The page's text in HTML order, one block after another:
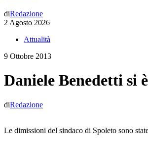
diRedazione
2 Agosto 2026
Attualità
9 Ottobre 2013
Daniele Benedetti si
diRedazione
Le dimissioni del sindaco di Spoleto sono